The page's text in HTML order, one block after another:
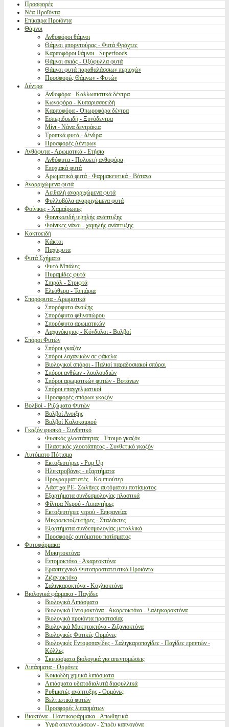
Προσφορές
Νέα Προϊόντα
Επίκαιρα Προϊόντα
Θάμνοι
Ανθοφόροι θάμνοι
Θάμνοι μπορντούρας - Φυτά Φράχτες
Καρποφόροι θάμνοι - Superfoods
Θάμνοι σκιάς - Οξύφυλλα φυτά
Θάμνοι φυτά παραθαλάσσιων περιοχών
Προσφορές Θάμνων - Φυτών
Δέντρα
Ανθοφόρα - Καλλωπιστικά δέντρα
Κωνοφόρα - Κυπαρισσοειδή
Καρποφόρα - Οπωροφόρα δέντρα
Εσπεριδοειδή - Ξυνόδεντρα
Μίνι - Νάνα δεντράκια
Τροπικά φυτά - δένδρα
Προσφορές Δέντρων
Ανθόφυτα - Αρωματικά - Ετήσια
Ανθόφυτα - Πολυετή ανθοφόρα
Εποχιακά φυτά
Αρωματικά φυτά - Φαρμακευτικά - Βότανα
Αναρριχώμενα φυτά
Αειθαλή αναρριχώμενα φυτά
Φυλλοβόλα αναρριχώμενα φυτά
Φοίνικες - Χαμαίρωπες
Φοινικοειδή υψηλής ανάπτυξης
Φοίνικες νάνοι - χαμηλής ανάπτυξης
Κακτοειδή
Κάκτοι
Παχύφυτα
Φυτά Σχήματα
Φυτά Μπάλες
Πυραμίδες φυτά
Σπιράλ - Στριφτά
Ελεύθερα - Τοπιάρια
Σπορόφυτα - Αρωματικά
Σπορόφυτα άνοιξης
Σπορόφυτα φθινοπώρου
Σπορόφυτα αρωματικών
Λαχανόκηπος - Κόνδυλοι - Βολβοί
Σπόροι Φυτών
Σπόροι γκαζόν
Σπόροι λαχανικών σε φάκελα
Βιολογικοί σπόροι - Παλιοί παραδοσιακοί σπόροι
Σπόροι ανθέων - λουλουδιών
Σπόροι αρωματικών φυτών - Βοτάνων
Σπόροι επαγγελματικοί
Προσφορές σπόρων γκαζόν
Βολβοί - Ριζώματα Φυτών
Βολβοί Ανοιξης
Βολβοί Καλοκαιριού
Γκαζόν φυσικό - Συνθετικό
Φυσικός χλοοτάπητας - Έτοιμο γκαζόν
Πλαστικός χλοοτάπητας - Συνθετικό γκαζόν
Αυτόματο Πότισμα
Εκτοξευτήρες - Pop Up
Ηλεκτροβάνες - εξαρτήματα
Προγραμματιστές - Κομπιούτερ
Λάστιχα PE- Σωλήνες αυτόματου ποτίσματος
Εξαρτήματα συνδεσμολογίας πλαστικά
Φίλτρα Νερού - Λιπαντήρες
Εκτοξευτήρες νερού - Επιφανείας
Μικροεκτοξευτήρες - Σταλάκτες
Εξαρτήματα συνδεσμολογίας μεταλλικά
Προσφορές αυτόματου ποτίσματος
Φυτοφάρμακα
Μυκητοκτόνα
Εντομοκτόνα - Ακαρεοκτόνα
Ερασιτεχνικά Φυτοπροστατευτικά Προιόντα
Ζιζανιοκτόνα
Σαλιγκαροκτόνα - Κοχλιοκτόνα
Βιολογικά φάρμακα - Παγίδες
Βιολογικά Λιπάσματα
Βιολογικά Εντομοκτόνα - Ακαρεοκτόνα - Σαλιγκαροκτόνα
Βιολογικά προιόντα προστασίας
Βιολογικά Μυκητοκτόνα - Ζιζανιοκτόνα
Βιολογικές Φυτικές Ορμόνες
Βιολογικές Εντομοπαγίδες - Σαλιγκαροπαγίδες - Παγίδες ερπετών -
Κόλλες
Σκευάσματα βιολογικά για απεντομώσεις
Λιπάσματα - Ορμόνες
Κοκκώδη χημικά λιπάσματα
Λιπάσματα υδατοδιαλυτά διαφυλλικά
Ρυθμιστές ανάπτυξης - Ορμόνες
Βελτιωτικά φυτών
Προσφορές λιπασμάτων
Βιοκτόνα - Ποντικοφάρμακα - Απωθητικά
Υγρά απεντομώσεων - Σπρέυ καπνογόνα